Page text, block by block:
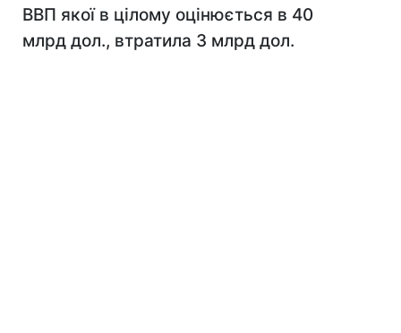
ВВП якої в цілому оцінюється в 40
млрд дол., втратила 3 млрд дол.